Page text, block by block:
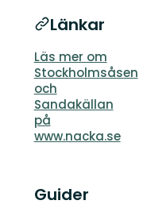
Länkar
Läs mer om
Stockholmsåsen
och
Sandakällan
på
www.nacka.se
Guider